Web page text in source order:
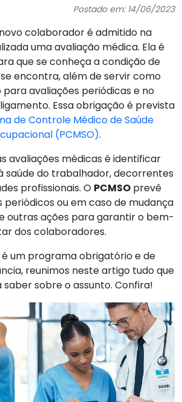
Postado em: 14/06/2023
colaborador é admitido na
uma avaliação médica. Ela é
que se conheça a condição de
encontra, além de servir como
avaliações periódicas e no
Essa obrigação é prevista
de Controle Médico de Saúde
(PCMSO).
avaliações médicas é identificar
saúde do trabalhador, decorrentes
profissionais. O PCMSO prevê
ou em caso de mudança
outras ações para garantir o bem-
dos colaboradores.
é um programa obrigatório e de
reunimos neste artigo tudo que
sobre o assunto. Confira!